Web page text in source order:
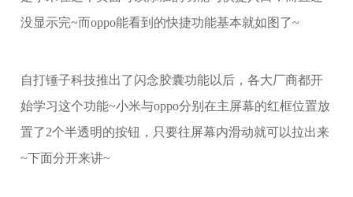
没显示完~而oppo能看到的快捷功能基本就如图了~
自打锤子科技推出了闪念胶囊功能以后，各大厂商都开
始学习这个功能~小米与oppo分别在主屏幕的红框位置放
置了2个半透明的按钮，只要往屏幕内滑动就可以拉出来
~下面分开来讲~